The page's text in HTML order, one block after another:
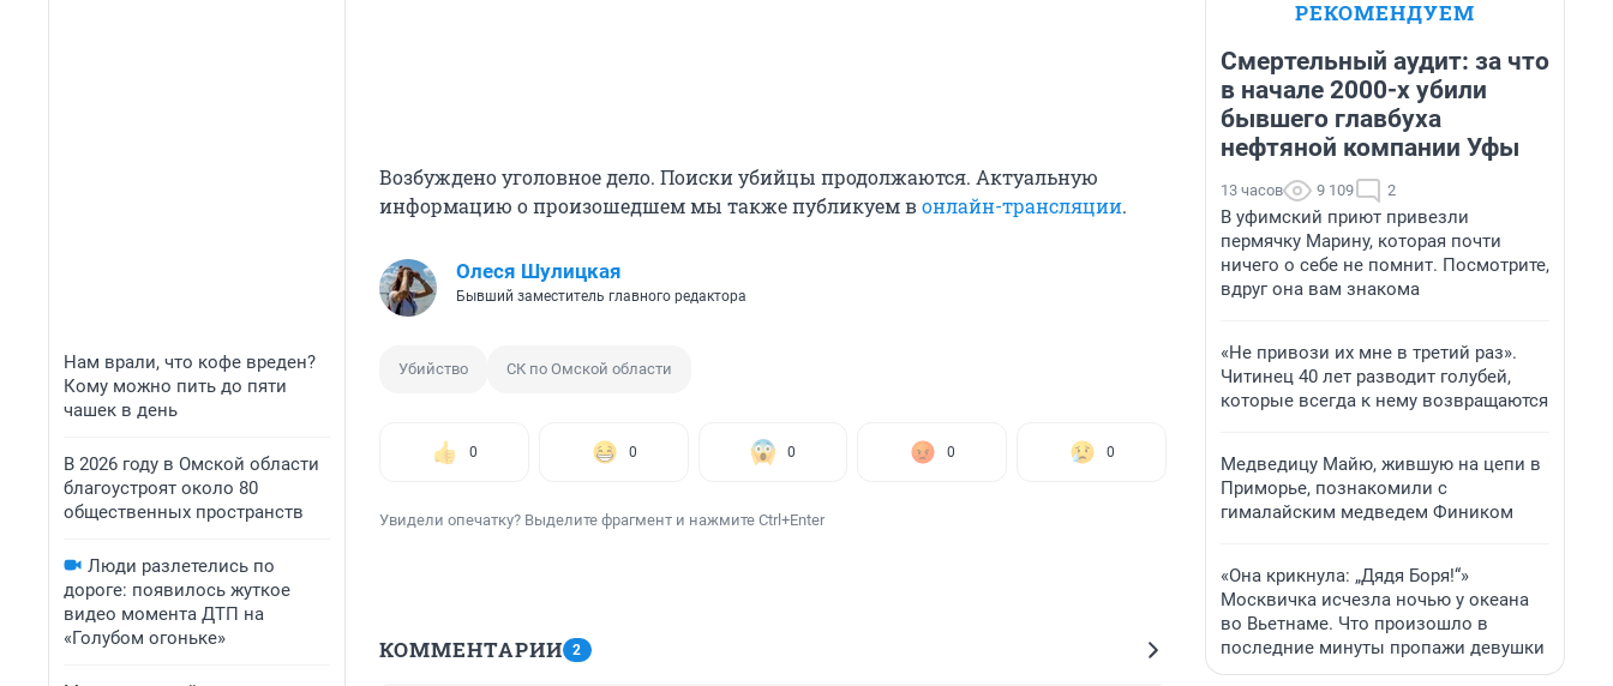
Нам врали, что кофе вреден?
Кому можно пить до пяти
чашек в день
В 2026 году в Омской области
благоустроят около 80
общественных пространств
Люди разлетелись по
дороге: появилось жуткое
видео момента ДТП на
«Голубом огоньке»
Возбуждено уголовное дело. Поиски убийцы продолжаются. Актуальную
информацию о произошедшем мы также публикуем вонлайн-трансляции.
Олеся Шулицкая
Бывший заместитель главного редактора
Убийство СК по Омской области
0 0 0 0 0
Увидели опечатку? Выделите фрагмент и нажмите Ctrl+Enter
КОММЕНТАРИИ 2
РЕКОМЕНДУЕМ
Смертельный аудит: за что
в начале 2000-х убили
бывшего главбуха
нефтяной компании Уфы
13 часов 9 109 2
В уфимский приют привезли
пермячку Марину, которая почти
ничего о себе не помнит. Посмотрите,
вдруг она вам знакома
«Не привози их мне в третий раз».
Читинец 40 лет разводит голубей,
которые всегда к нему возвращаются
Медведицу Майю, жившую на цепи в
Приморье, познакомили с
гималайским медведем Фиником
«Она крикнула: „Дядя Боря!“»
Москвичка исчезла ночью у океана
во Вьетнаме. Что произошло в
последние минуты пропажи девушки